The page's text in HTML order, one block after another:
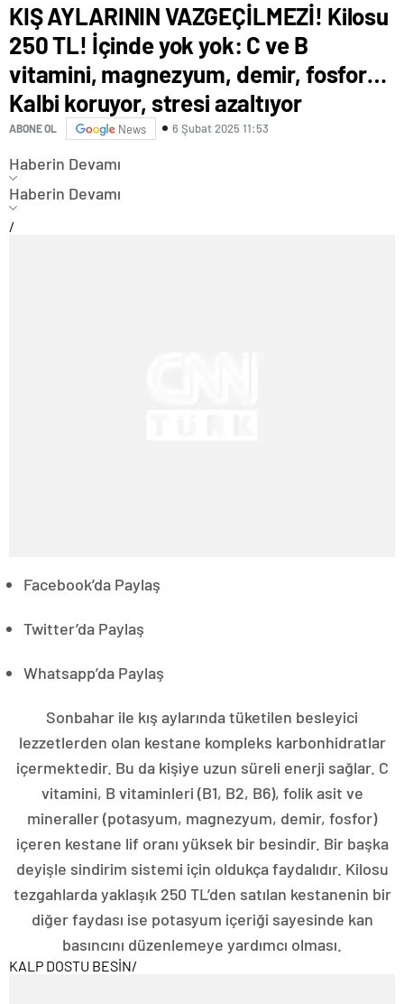
KIŞ AYLARININ VAZGEÇİLMEZİ! Kilosu
250 TL! İçinde yok yok: C ve B
vitamini, magnezyum, demir, fosfor…
Kalbi koruyor, stresi azaltıyor
ABONE OL News 6 Şubat 2025 11:53
Haberin Devamı
Haberin Devamı
/
Facebook’da Paylaş
Twitter’da Paylaş
Whatsapp’da Paylaş
Sonbahar ile kış aylarında tüketilen besleyici
lezzetlerden olan kestane kompleks karbonhidratlar
içermektedir. Bu da kişiye uzun süreli enerji sağlar. C
vitamini, B vitaminleri (B1, B2, B6), folik asit ve
mineraller (potasyum, magnezyum, demir, fosfor)
içeren kestane lif oranı yüksek bir besindir. Bir başka
deyişle sindirim sistemi için oldukça faydalıdır. Kilosu
tezgahlarda yaklaşık 250 TL’den satılan kestanenin bir
diğer faydası ise potasyum içeriği sayesinde kan
basıncını düzenlemeye yardımcı olması.
KALP DOSTU BESİN/